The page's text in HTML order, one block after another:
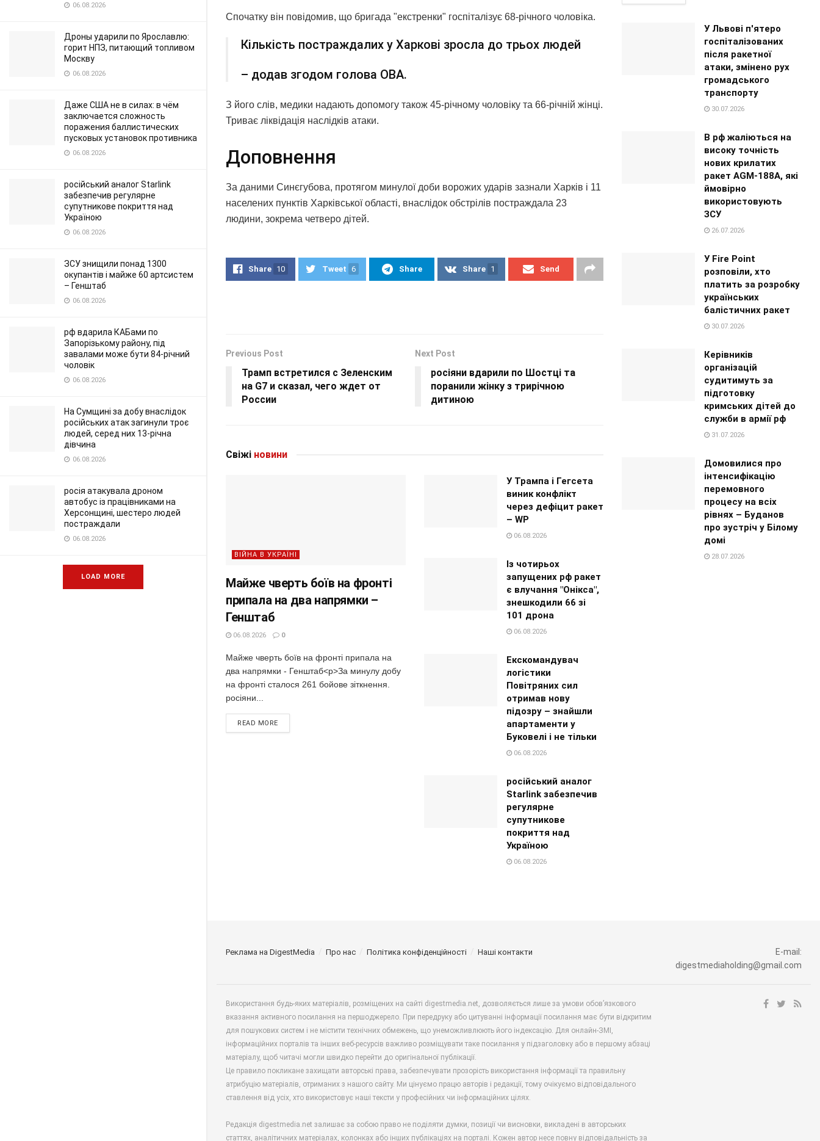
06.08.2026
Дроны ударили по Ярославлю:
горит НПЗ, питающий топливом
Москву
06.08.2026
Даже США не в силах: в чём
заключается сложность
поражения баллистических
пусковых установок противника
06.08.2026
російський аналог Starlink
забезпечив регулярне
супутникове покриття над
Україною
06.08.2026
ЗСУ знищили понад 1300
окупантів і майже 60 артсистем
– Генштаб
06.08.2026
рф вдарила КАБами по
Запорізькому району, під
завалами може бути 84-річний
чоловік
06.08.2026
На Сумщині за добу внаслідок
російських атак загинули троє
людей, серед них 13-річна
дівчина
06.08.2026
росія атакувала дроном
автобус із працівниками на
Херсонщині, шестеро людей
постраждали
06.08.2026
LOAD MORE
Спочатку він повідомив, що бригада "екстренки" госпіталізує 68-річного чоловіка.
Кількість постраждалих у Харкові зросла до трьох людей
– додав згодом голова ОВА.
З його слів, медики надають допомогу також 45-річному чоловіку та 66-річній жінці.
Триває ліквідація наслідків атаки.
Доповнення
За даними Синєгубова, протягом минулої доби ворожих ударів зазнали Харків і 11
населених пунктів Харківської області, внаслідок обстрілів постраждала 23
людини, зокрема четверо дітей.
Share 10 Tweet 6 Share Share 1 Send
Previous Post
Трамп встретился с Зеленским
на G7 и сказал, чего ждет от
России
Next Post
росіяни вдарили по Шостці та
поранили жінку з трирічною
дитиною
Свіжі новини
ВІЙНА В УКРАЇНІ
Майже чверть боїв на фронті
припала на два напрямки –
Генштаб
06.08.2026 0
Майже чверть боїв на фронті припала на
два напрямки - Генштаб<p>За минулу добу
на фронті сталося 261 бойове зіткнення.
росіяни...
READ MORE
У Трампа і Гегсета
виник конфлікт
через дефіцит ракет
– WP
06.08.2026
Із чотирьох
запущених рф ракет
є влучання "Онікса",
знешкодили 66 зі
101 дрона
06.08.2026
Екскомандувач
логістики
Повітряних сил
отримав нову
підозру – знайшли
апартаменти у
Буковелі і не тільки
06.08.2026
російський аналог
Starlink забезпечив
регулярне
супутникове
покриття над
Україною
06.08.2026
У Львові п'ятеро
госпіталізованих
після ракетної
атаки, змінено рух
громадського
транспорту
30.07.2026
В рф жаліються на
високу точність
нових крилатих
ракет AGM-188A, які
ймовірно
використовують
ЗСУ
26.07.2026
У Fire Point
розповіли, хто
платить за розробку
українських
балістичних ракет
30.07.2026
Керівників
організацій
судитимуть за
підготовку
кримських дітей до
служби в армії рф
31.07.2026
Домовилися про
інтенсифікацію
перемовного
процесу на всіх
рівнях – Буданов
про зустріч у Білому
домі
28.07.2026
Реклама на DigestMedia Про нас Політика конфіденційності Наші контакти
E-mail:
digestmediaholding@gmail.com
Використання будь-яких матеріалів, розміщених на сайті digestmedia.net, дозволяється лише за умови обов’язкового
вказання активного посилання на першоджерело. При передруку або цитуванні інформації посилання має бути відкритим
для пошукових систем і не містити технічних обмежень, що унеможливлюють його індексацію. Для онлайн-ЗМІ,
інформаційних порталів та інших веб-ресурсів важливо розміщувати таке посилання у підзаголовку або в першому абзаці
матеріалу, щоб читачі могли швидко перейти до оригінальної публікації.
Це правило покликане захищати авторські права, забезпечувати прозорість використання інформації та правильну
атрибуцію матеріалів, отриманих з нашого сайту. Ми цінуємо працю авторів і редакції, тому очікуємо відповідального
ставлення від усіх, хто використовує наші тексти у професійних чи інформаційних цілях.
Редакція digestmedia.net залишає за собою право не поділяти думки, позиції чи висновки, викладені в авторських
статтях, аналітичних матеріалах, колонках або інших публікаціях на порталі. Кожен автор несе повну відповідальність за